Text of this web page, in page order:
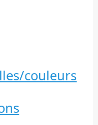
couleurs